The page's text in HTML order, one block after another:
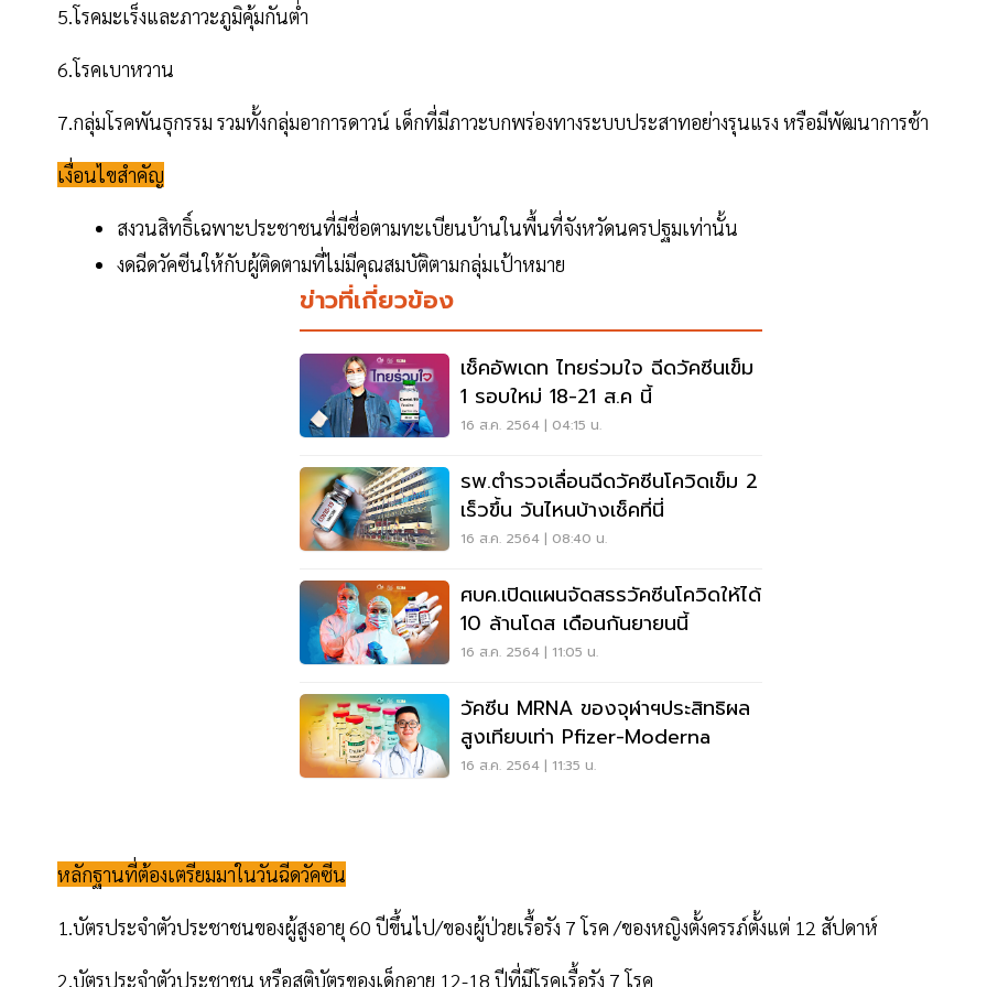
5.โรคมะเร็งและภาวะภูมิคุ้มกันต่ำ
6.โรคเบาหวาน
7.กลุ่มโรคพันธุกรรม รวมทั้งกลุ่มอาการดาวน์ เด็กที่มีภาวะบกพร่องทางระบบประสาทอย่างรุนแรง หรือมีพัฒนาการช้า
เงื่อนไขสำคัญ
สงวนสิทธิ์เฉพาะประชาชนที่มีชื่อตามทะเบียนบ้านในพื้นที่จังหวัดนครปฐมเท่านั้น
งดฉีดวัคซีนให้กับผู้ติดตามที่ไม่มีคุณสมบัติตามกลุ่มเป้าหมาย
ข่าวที่เกี่ยวข้อง
เช็คอัพเดท ไทยร่วมใจ ฉีดวัคซีนเข็ม
1 รอบใหม่ 18-21 ส.ค นี้
16 ส.ค. 2564 | 04:15 น.
รพ.ตำรวจเลื่อนฉีดวัคซีนโควิดเข็ม 2
เร็วขึ้น วันไหนบ้างเช็คที่นี่
16 ส.ค. 2564 | 08:40 น.
ศบค.เปิดเเผนจัดสรรวัคซีนโควิดให้ได้
10 ล้านโดส เดือนกันยายนนี้
16 ส.ค. 2564 | 11:05 น.
วัคซีน MRNA ของจุฬาฯประสิทธิผล
สูงเทียบเท่า Pfizer-Moderna
16 ส.ค. 2564 | 11:35 น.
หลักฐานที่ต้องเตรียมมาในวันฉีดวัคซีน
1.บัตรประจำตัวประชาชนของผู้สูงอายุ 60 ปีขึ้นไป/ของผู้ป่วยเรื้อรัง 7 โรค /ของหญิงตั้งครรภ์ตั้งแต่ 12 สัปดาห์
2.บัตรประจำตัวประชาชน หรือสูติบัตรของเด็กอายุ 12-18 ปีที่มีโรคเรื้อรัง 7 โรค